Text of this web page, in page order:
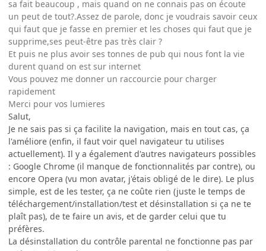
sa fait beaucoup , mais quand on ne connais pas on écoute
un peut de tout?.Assez de parole, donc je voudrais savoir ceux
qui faut que je fasse en premier et les choses qui faut que je
supprime,ses peut-être pas très clair ?
Et puis ne plus avoir ses tonnes de pub qui nous font la vie
durent quand on est sur internet
Vous pouvez me donner un raccourcie pour charger
rapidement
Merci pour vos lumieres
Salut,
Je ne sais pas si ça facilite la navigation, mais en tout cas, ça
l'améliore (enfin, il faut voir quel navigateur tu utilises
actuellement). Il y a également d'autres navigateurs possibles
: Google Chrome (il manque de fonctionnalités par contre), ou
encore Opera (vu mon avatar, j'étais obligé de le dire). Le plus
simple, est de les tester, ça ne coûte rien (juste le temps de
téléchargement/installation/test et désinstallation si ça ne te
plaît pas), de te faire un avis, et de garder celui que tu
préfères.
La désinstallation du contrôle parental ne fonctionne pas par